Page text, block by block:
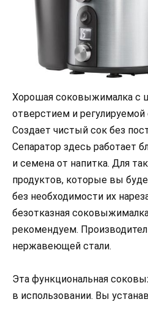
Хорошая соковыжималка с
отверстием и
Создает чистый сок без
Сепаратор здесь работает
и семена от напитка. Для
продуктов, которые вы
без необходимости их
безотказная
рекомендуем.
нержавеющей стали.
Эта функциональная
в использовании. Вы